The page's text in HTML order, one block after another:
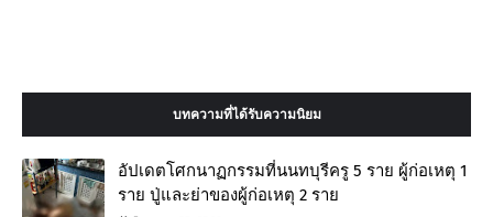
บทความที่ได้รับความนิยม
อัปเดตโศกนาฏกรรมที่นนทบุรีครู 5 ราย ผู้ก่อเหตุ 1
ราย ปู่และย่าของผู้ก่อเหตุ 2 ราย